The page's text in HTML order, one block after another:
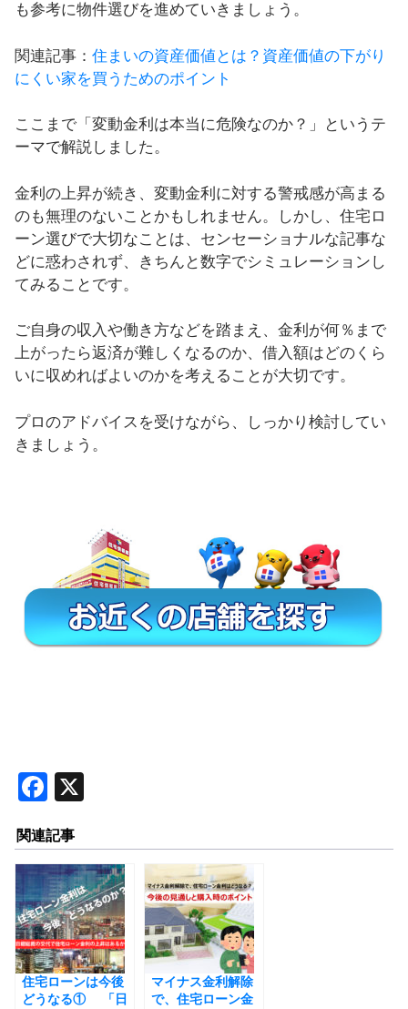
も参考に物件選びを進めていきましょう。
関連記事： 住まいの資産価値とは？資産価値の下がり
にくい家を買うためのポイント
ここまで「変動金利は本当に危険なのか？」というテ
ーマで解説しました。
金利の上昇が続き、変動金利に対する警戒感が高まる
のも無理のないことかもしれません。しかし、住宅ロ
ーン選びで大切なことは、センセーショナルな記事な
どに惑わされず、きちんと数字でシミュレーションし
てみることです。
ご自身の収入や働き方などを踏まえ、金利が何％まで
上がったら返済が難しくなるのか、借入額はどのくら
いに収めればよいのかを考えることが大切です。
プロのアドバイスを受けながら、しっかり検討してい
きましょう。
F
c
e
b
o
o
k
関連記事
住宅ローンは今後
どうなる① 「日
マイナス金利解除
で、住宅ローン金